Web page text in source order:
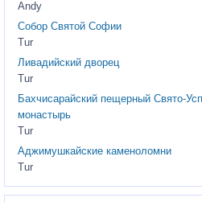
Andy
Собор Святой Софии
Tur
Ливадийский дворец
Tur
Бахчисарайский пещерный Свято-
монастырь
Tur
Аджимушкайские каменоломни
Tur